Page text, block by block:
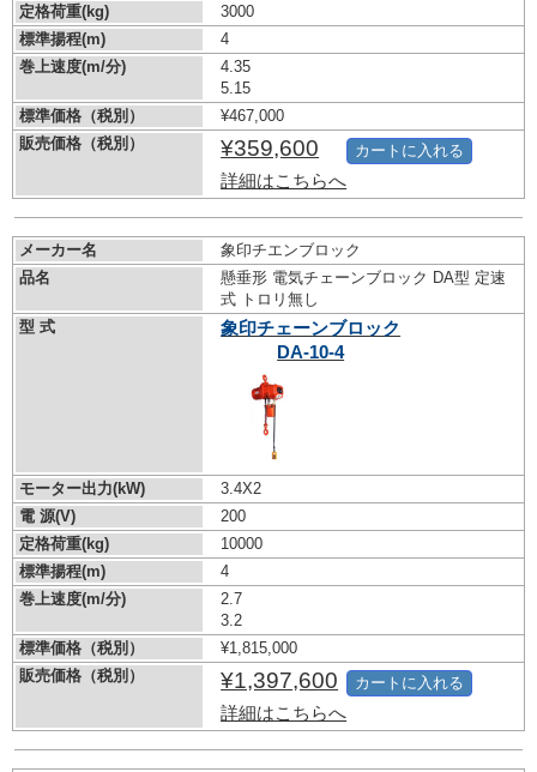
定格荷重(kg)
3000
標準揚程(m)
4
巻上速度(m/分)
4.35
5.15
標準価格（税別）
¥467,000
販売価格（税別）
¥359,600
詳細はこちらへ
カートに入れる
メーカー名
象印チエンブロック
品名
懸垂形 電気チェーンブロック DA型 定速
式 トロリ無し
型 式
象印チェーンブロック
DA-10-4
モーター出力(kW)
3.4X2
電 源(V)
200
定格荷重(kg)
10000
標準揚程(m)
4
巻上速度(m/分)
2.7
3.2
標準価格（税別）
¥1,815,000
販売価格（税別）
¥1,397,600
詳細はこちらへ
カートに入れる